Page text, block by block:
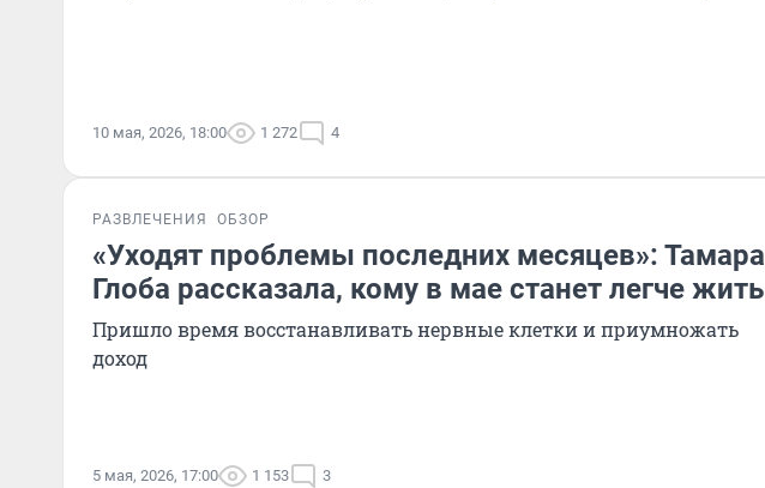
10 мая, 2026, 18:00 1 272 4
РАЗВЛЕЧЕНИЯ ОБЗОР
«Уходят проблемы последних месяцев»: Тамара
Глоба рассказала, кому в мае станет легче жить
Пришло время восстанавливать нервные клетки и приумножать
доход
5 мая, 2026, 17:00 1 153 3